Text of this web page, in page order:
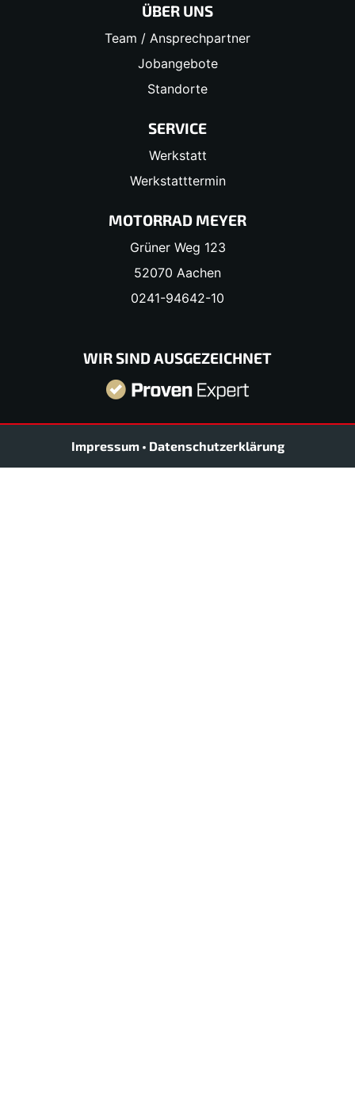
ÜBER UNS
Team / Ansprechpartner
Jobangebote
Standorte
SERVICE
Werkstatt
Werkstatttermin
MOTORRAD MEYER
Grüner Weg 123
52070 Aachen
0241-94642-10
WIR SIND AUSGEZEICHNET
Impressum • Datenschutzerklärung